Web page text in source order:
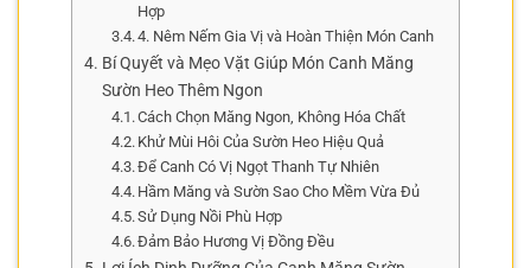
Hợp
4. Nêm Nếm Gia Vị và Hoàn Thiện Món Canh
Bí Quyết và Mẹo Vặt Giúp Món Canh Măng
Sườn Heo Thêm Ngon
Cách Chọn Măng Ngon, Không Hóa Chất
Khử Mùi Hôi Của Sườn Heo Hiệu Quả
Để Canh Có Vị Ngọt Thanh Tự Nhiên
Hầm Măng và Sườn Sao Cho Mềm Vừa Đủ
Sử Dụng Nồi Phù Hợp
Đảm Bảo Hương Vị Đồng Đều